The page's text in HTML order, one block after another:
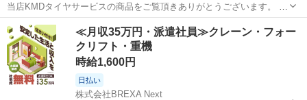
当店KMDタイヤサービスの商品をご覧頂きありがとうございます。 ---
------------------------------- 【KMDタイヤサービスのお約束】 【1】安心の
日本人経営 【2】良い物を、より安くご...
千葉 八千代市 勝田台駅 タイヤ、ホイール
≪月収35万円・派遣社員≫クレーン・フォー
クリフト・重機
時給1,600円
日払い
株式会社BREXA Next